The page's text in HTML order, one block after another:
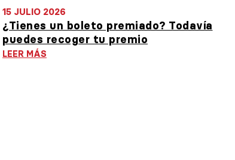
15 JULIO 2026
¿Tienes un boleto premiado? Todavía
puedes recoger tu premio
LEER MÁS